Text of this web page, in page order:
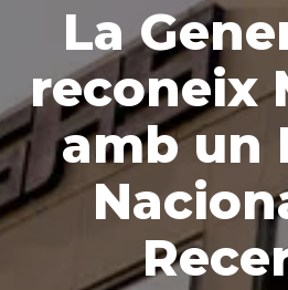
La
reconeix
amb un